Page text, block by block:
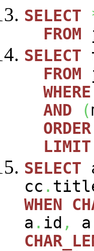
SELECT
FROM
SELECT
FROM
WHERE
AND
(
ORDER
LIMIT
SELECT
cc .
WHEN
a . id , a